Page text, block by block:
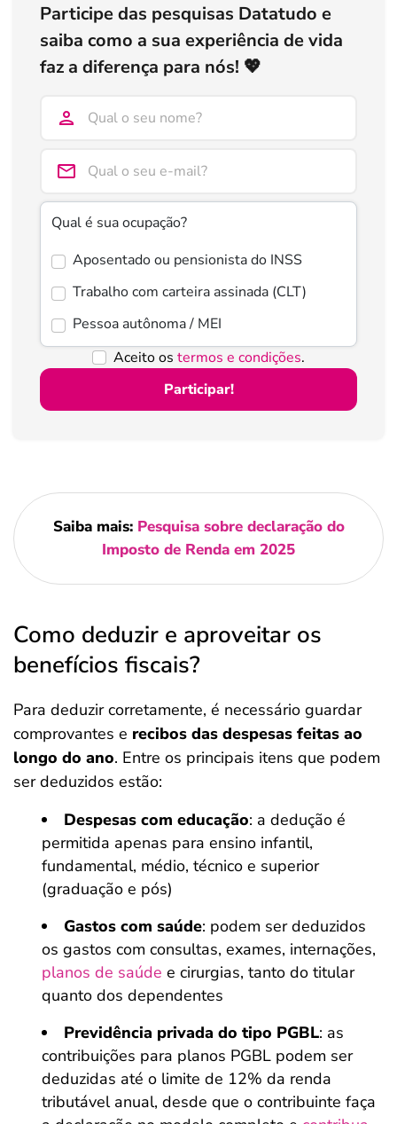
Participe das pesquisas Datatudo e
saiba como a sua experiência de vida
faz a diferença para nós! 💖
Qual é sua ocupação?
Aposentado ou pensionista do INSS
Trabalho com carteira assinada (CLT)
Pessoa autônoma / MEI
Aceito os termos e condições.
Participar!
Saiba mais: Pesquisa sobre declaração do
Imposto de Renda em 2025
Como deduzir e aproveitar os
benefícios fiscais?
Para deduzir corretamente, é necessário guardar
comprovantes e recibos das despesas feitas ao
longo do ano. Entre os principais itens que podem
ser deduzidos estão:
Despesas com educação: a dedução é
permitida apenas para ensino infantil,
fundamental, médio, técnico e superior
(graduação e pós)
Gastos com saúde: podem ser deduzidos
os gastos com consultas, exames, internações,
planos de saúde e cirurgias, tanto do titular
quanto dos dependentes
Previdência privada do tipo PGBL: as
contribuições para planos PGBL podem ser
deduzidas até o limite de 12% da renda
tributável anual, desde que o contribuinte faça